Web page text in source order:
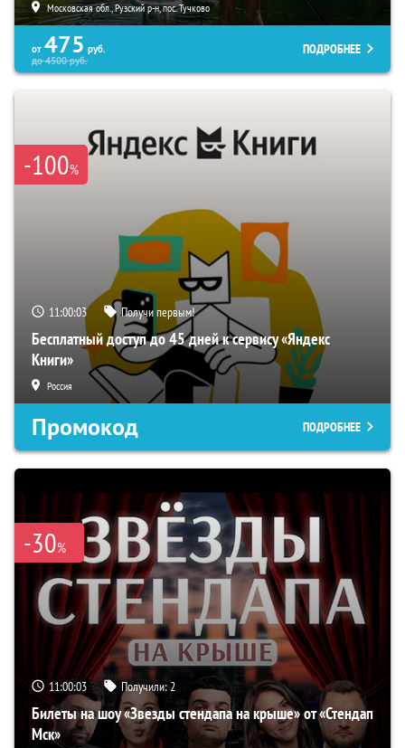
Московская обл., Рузский р-н, пос. Тучково
от 475 руб.
до4500руб.
ПОДРОБНЕЕ
-100%
11:00:02 Получи первым!
Бесплатный доступ до 45 дней к сервису «Яндекс
Книги»
Россия
Промокод ПОДРОБНЕЕ
-30%
11:00:02 Получили:2
Билеты на шоу «Звезды стендапа на крыше» от «Стендап
Мск»